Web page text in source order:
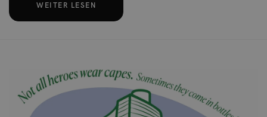
WEITER LESEN